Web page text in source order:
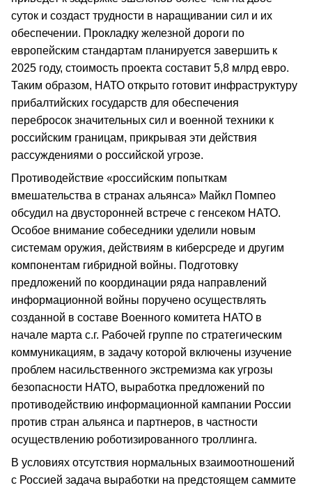
суток и создаст трудности в наращивании сил и их
обеспечении. Прокладку железной дороги по
европейским стандартам планируется завершить к
2025 году, стоимость проекта составит 5,8 млрд евро.
Таким образом, НАТО открыто готовит инфраструктуру
прибалтийских государств для обеспечения
перебросок значительных сил и военной техники к
российским границам, прикрывая эти действия
рассуждениями о российской угрозе.
Противодействие «российским попыткам
вмешательства в странах альянса» Майкл Помпео
обсудил на двусторонней встрече с генсеком НАТО.
Особое внимание собеседники уделили новым
системам оружия, действиям в киберсреде и другим
компонентам гибридной войны. Подготовку
предложений по координации ряда направлений
информационной войны поручено осуществлять
созданной в составе Военного комитета НАТО в
начале марта с.г. Рабочей группе по стратегическим
коммуникациям, в задачу которой включены изучение
проблем насильственного экстремизма как угрозы
безопасности НАТО, выработка предложений по
противодействию информационной кампании России
против стран альянса и партнеров, в частности
осуществлению роботизированного троллинга.
В условиях отсутствия нормальных взаимоотношений
с Россией задача выработки на предстоящем саммите